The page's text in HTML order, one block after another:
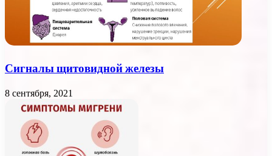
Сигналы щитовидной железы
8 сентября, 2021